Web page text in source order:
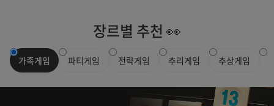
장르별 추천 👀
가족게임 파티게임 전략게임 추리게임 추상게임